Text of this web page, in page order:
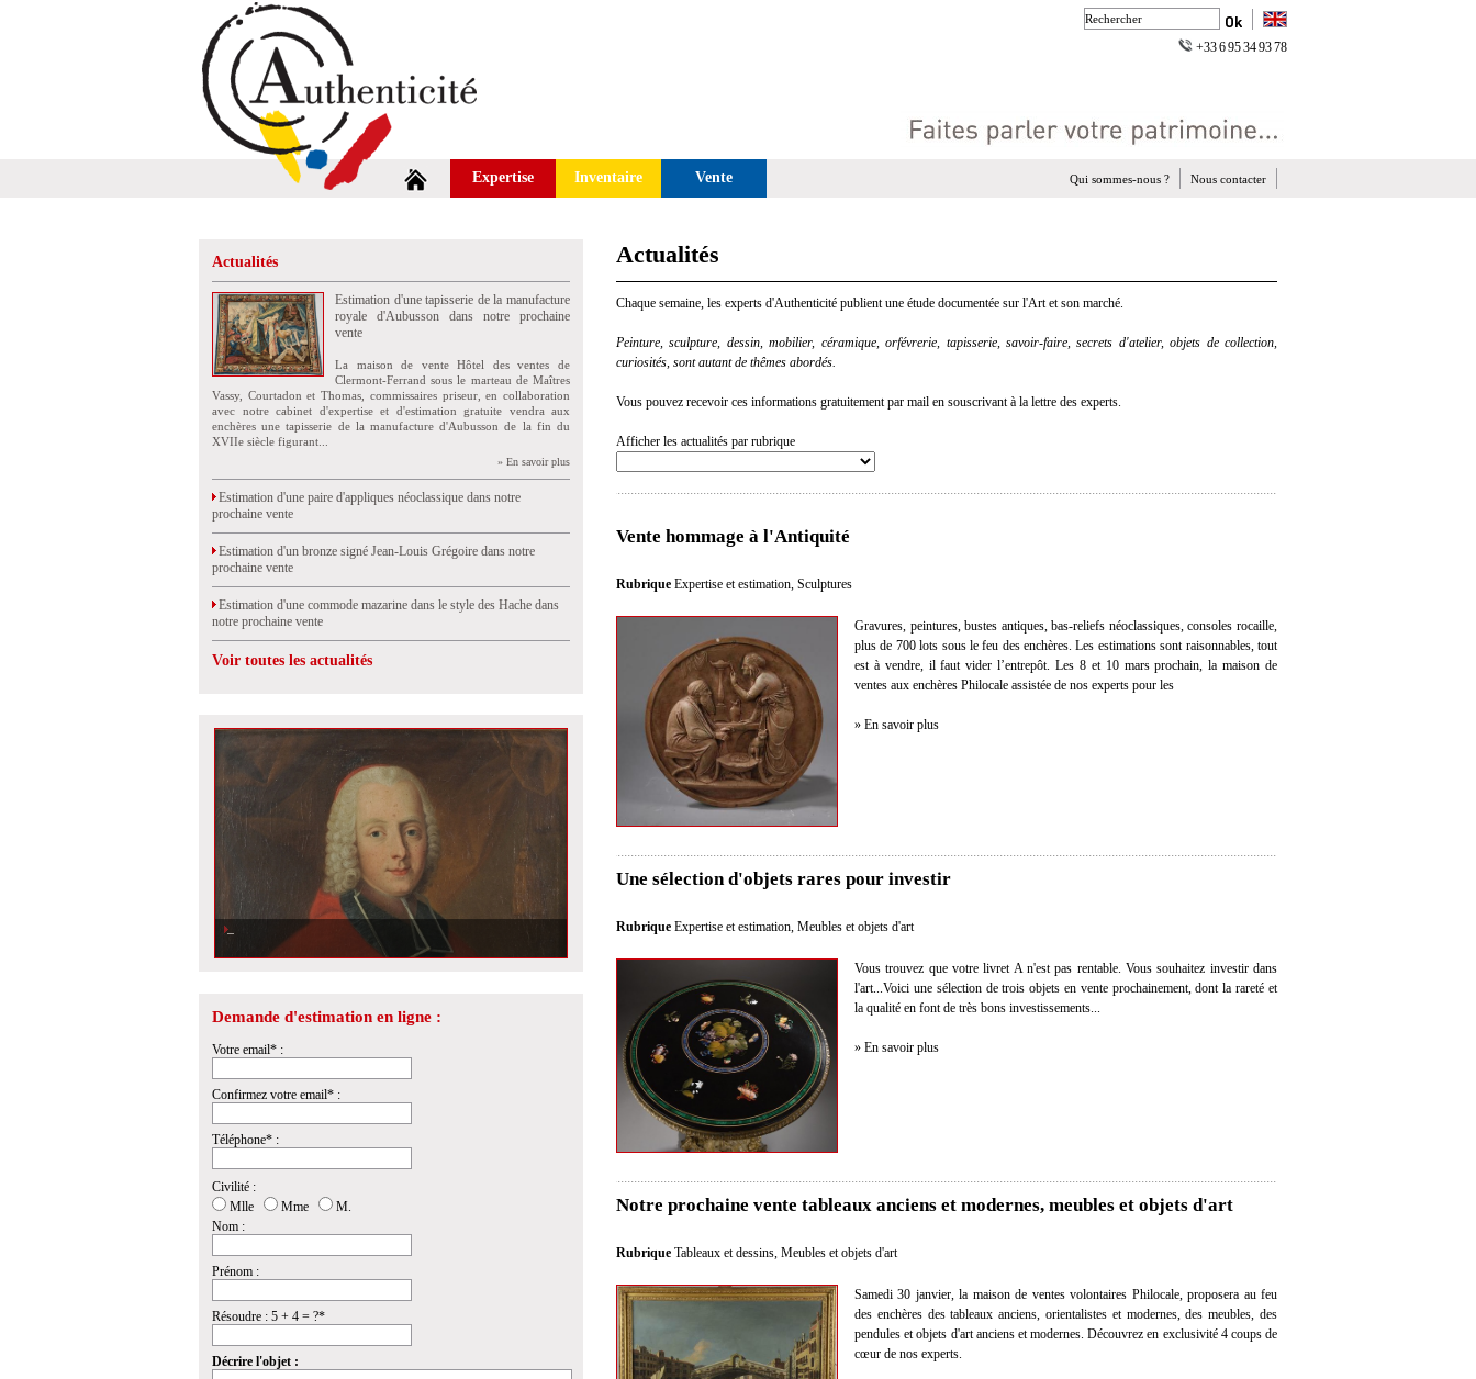
+33 6 95 34 93 78
Expertise Inventaire Vente Nous contacter
Qui sommes-nous ?
Actualités
Estimation d'une tapisserie de la manufacture
royale d'Aubusson dans notre prochaine
vente
La maison de vente Hôtel des ventes de
Clermont-Ferrand sous le marteau de Maîtres
Vassy, Courtadon et Thomas, commissaires priseur, en collaboration
avec notre cabinet d'expertise et d'estimation gratuite vendra aux
enchères une tapisserie de la manufacture d'Aubusson de la fin du
XVIIe siècle figurant...
» En savoir plus
Estimation d'une paire d'appliques néoclassique dans notre
prochaine vente
Estimation d'un bronze signé Jean-Louis Grégoire dans notre
prochaine vente
Estimation d'une commode mazarine dans le style des Hache dans
notre prochaine vente
Voir toutes les actualités
Estimation et vente d\'un portrait ancien
Demande d'estimation en ligne :
Votre email* :
Confirmez votre email* :
Téléphone* :
Civilité :
Mlle
Mme
M.
Nom :
Prénom :
Résoudre : 5 + 4 = ?*
Décrire l'objet :
Actualités
Chaque semaine, les experts d'Authenticité publient une étude documentée sur l'Art et son marché.
Peinture, sculpture, dessin, mobilier, céramique, orfévrerie, tapisserie, savoir-faire, secrets d'atelier, objets de collection,
curiosités, sont autant de thêmes abordés.
Vous pouvez recevoir ces informations gratuitement par mail en souscrivant à la lettre des experts.
Afficher les actualités par rubrique
Vente hommage à l'Antiquité
Rubrique Expertise et estimation, Sculptures
Gravures, peintures, bustes antiques, bas-reliefs néoclassiques, consoles rocaille,
plus de 700 lots sous le feu des enchères. Les estimations sont raisonnables, tout
est à vendre, il faut vider l’entrepôt. Les 8 et 10 mars prochain, la maison de
ventes aux enchères Philocale assistée de nos experts pour les
» En savoir plus
Une sélection d'objets rares pour investir
Rubrique Expertise et estimation, Meubles et objets d'art
Vous trouvez que votre livret A n'est pas rentable. Vous souhaitez investir dans
l'art...Voici une sélection de trois objets en vente prochainement, dont la rareté et
la qualité en font de très bons investissements...
» En savoir plus
Notre prochaine vente tableaux anciens et modernes, meubles et objets d'art
Rubrique Tableaux et dessins, Meubles et objets d'art
Samedi 30 janvier, la maison de ventes volontaires Philocale, proposera au feu
des enchères des tableaux anciens, orientalistes et modernes, des meubles, des
pendules et objets d'art anciens et modernes. Découvrez en exclusivité 4 coups de
cœur de nos experts.